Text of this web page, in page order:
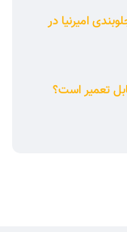
امیرنیا در
تعمیر است؟